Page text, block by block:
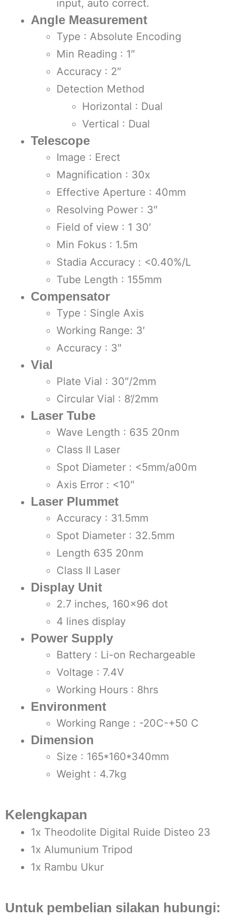
input, auto correct.
Angle Measurement
Type : Absolute Encoding
Min Reading : 1″
Accuracy : 2″
Detection Method
Horizontal : Dual
Vertical : Dual
Telescope
Image : Erect
Magnification : 30x
Effective Aperture : 40mm
Resolving Power : 3″
Field of view : 1 30′
Min Fokus : 1.5m
Stadia Accuracy : <0.40%/L
Tube Length : 155mm
Compensator
Type : Single Axis
Working Range: 3′
Accuracy : 3″
Vial
Plate Vial : 30″/2mm
Circular Vial : 8’/2mm
Laser Tube
Wave Length : 635 20nm
Class II Laser
Spot Diameter : <5mm/a00m
Axis Error : <10″
Laser Plummet
Accuracy : 31.5mm
Spot Diameter : 32.5mm
Length 635 20nm
Class II Laser
Display Unit
2.7 inches, 160×96 dot
4 lines display
Power Supply
Battery : Li-on Rechargeable
Voltage : 7.4V
Working Hours : 8hrs
Environment
Working Range : -20C-+50 C
Dimension
Size : 165*160*340mm
Weight : 4.7kg
Kelengkapan
1x Theodolite Digital Ruide Disteo 23
1x Alumunium Tripod
1x Rambu Ukur
Untuk pembelian silakan hubungi: